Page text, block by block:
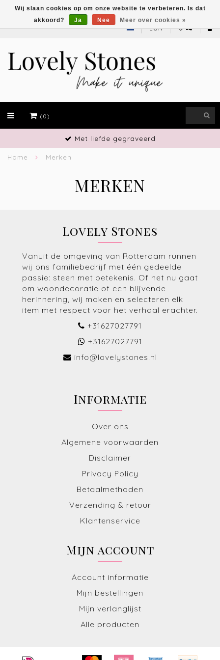
EUR
(0)
Met liefde gegraveerd
Home Merken
MERKEN
Wij slaan cookies op om onze website te verbeteren. Is dat
akkoord?
Ja Nee Meer over cookies »
Lovely Stones
Vanuit de omgeving van Rotterdam runnen
wij ons familiebedrijf met één gedeelde
passie: steen met betekenis. Of het nu gaat
om woondecoratie of een blijvende
herinnering, wij maken en selecteren elk
item met respect voor het verhaal erachter.
+31627027791
+31627027791
info@lovelystones.nl
Informatie
Over ons
Algemene voorwaarden
Disclaimer
Privacy Policy
Betaalmethoden
Verzending & retour
Klantenservice
Mijn account
Account informatie
Mijn bestellingen
Mijn verlanglijst
Alle producten